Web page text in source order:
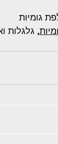
גומיות
, גלגלות